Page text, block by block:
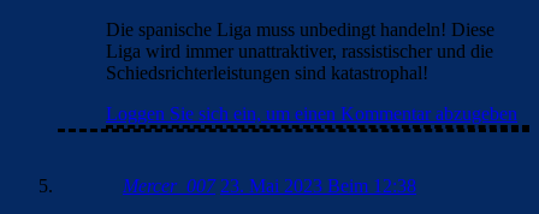
Die spanische Liga muss unbedingt handeln! Diese
Liga wird immer unattraktiver, rassistischer und die
Schiedsrichterleistungen sind katastrophal!
Loggen Sie sich ein, um einen Kommentar abzugeben
Mercer_007 23. Mai 2023 Beim 12:38